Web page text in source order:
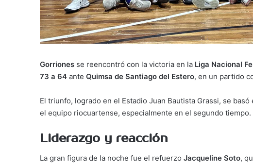
Gorriones se reencontró con la victoria en la Liga Nacional
73 a 64 anteQuimsa de Santiago del Estero, en un partido
El triunfo, logrado en el Estadio Juan Bautista Grassi, se
el equipo riocuartense, especialmente en el segundo tiempo.
Liderazgo y reacción
La gran figura de la noche fue el refuerzoJacqueline Soto,